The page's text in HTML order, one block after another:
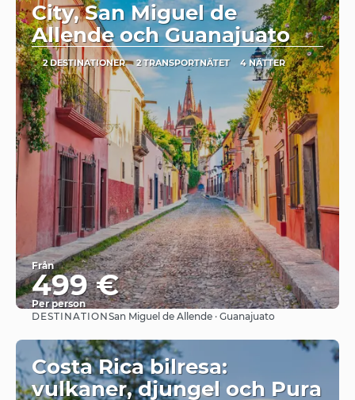
City, San Miguel de
Allende och Guanajuato
2 DESTINATIONER 2 TRANSPORTNÄTET 4 NÄTTER
Från
499 €
Per person
Se
DESTINATIONSan Miguel de Allende · Guanajuato
Costa Rica bilresa:
vulkaner, djungel och Pura